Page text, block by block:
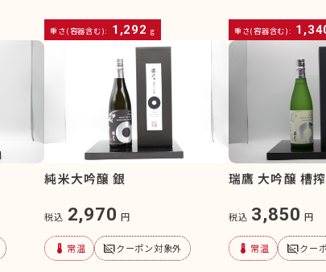
重さ(容器含む): 1,292 g 重さ(容器含む):
純米大吟醸 銀
税込 2,970 円
device_thermostat 常温 subtitles_offクーポン対象外
瑞鷹 大吟醸 槽
税込 3,850 円
device_thermostat 常温 subtitles_offクー